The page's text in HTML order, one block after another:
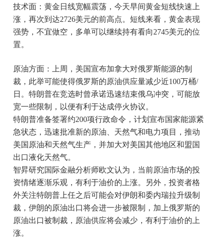
技术面：黄金日线宽幅震荡，今天早间黄金短线快速上
涨，再次到达2726美元的前高点。短线来看，黄金表现
强势，不宜做空，多单可以继续持有看向2745美元的位
置。
原油方面：上周，美国宣布加拿大对俄罗斯能源的制
裁，此举可能使得俄罗斯的原油供应量减少近100万桶/
日。特朗普在竞选时曾承诺迅速结束俄乌冲突，可能放
宽一些限制，以便有利于达成停火协议。
特朗普准备签署约200项行政命令，计划宣布国家能源紧
急状态，迅速批准新的原油、天然气和电力项目，推动
美国原油和天然气生产，并加大对美国其他地区和盟国
出口液化天然气。
智昇研究国际金融分析师欧文认为，当前原油市场的投
资情绪逐渐乐观，有利于油价的上涨。另外，投资者格
外关注特朗普上任之后可能会对伊朗和委内瑞拉升级制
裁，伊朗的原油出口将会进一步被限制，加上俄罗斯的
原油出口被制裁，原油供应将会减少，有利于油价的上
涨。